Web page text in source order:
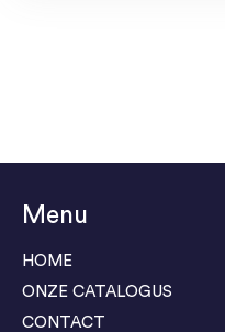
Menu
HOME
ONZE CATALOGUS
CONTACT